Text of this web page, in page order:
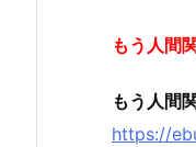
もう人間
もう人間
https://